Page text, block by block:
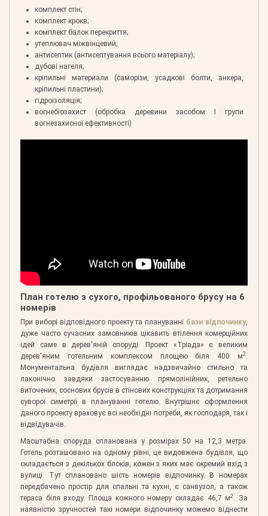
комплект стін;
комплект крокв;
комплект балок перекриття;
утеплювач міжвінцевий;
антисептик (антисептування всього матеріалу);
дубові нагеля;
кріпильні материали (саморізи, усадкові болти, анкера,
кріпильні пластини);
гідроізоляція;
вогнебіозахист (обробка деревини засобом І групи
вогнезахисної ефективності)
План готелю з сухого, профільованого брусу на 6
номерів
При виборі відповідного проекту та плануванні бази відпочинку
дуже часто сучасних замовників цікавить втілення комерційних
ідей саме в дерев'яній споруді. Проект «Тріада» є великим
дерев'яним готельним комплексом площею біля 400 м2
Монументальна будівля виглядає надзвичайно стильно та
лаконічно завдяки застосуванню прямолінійних, ретельно
виточених, соснових брусів в стінових конструкціях та дотримання
суворої симетрії в плануванні готелю. Внутрішнє оформлення
даного проекту враховує всі необхідні потреби, як господаря, так і
відвідувачів.
Масштабна споруда спланована у розмірах 50 на 12,3 метра.
Готель розташовано на одному рівні, це видовжена будівля, що
складається з декількох блоків, кожен з яких має окремий вхід з
вулиці. Тут сплановано шість номерів відпочинку. В номерах
передбачено простір для спальні та кухні, є санвузол, а також
тераса біля входу. Площа кожного номеру складає 46,7 м2 . За
наявністю зручностей такі номери відпочинку можемо віднести